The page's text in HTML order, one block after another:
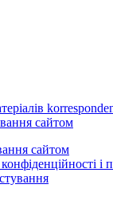
сайтом
сайтом
і